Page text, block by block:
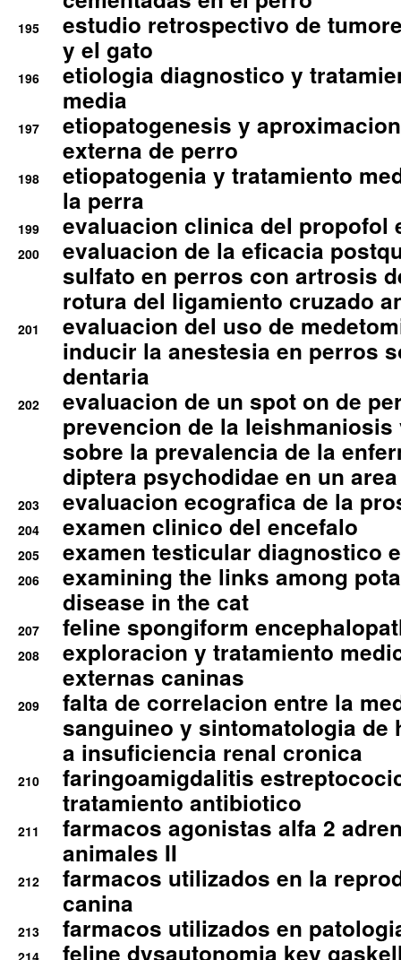
195
estudio retrospectivo de
y el gato
196
etiologia diagnostico y
media
197
etiopatogenesis y
externa de perro
198
etiopatogenia y tratamiento
la perra
199 evaluacion clinica del propofol
200
evaluacion de la eficacia
sulfato en perros con artrosis
rotura del ligamiento cruzado
201
evaluacion del uso de
inducir la anestesia en perros
dentaria
202
evaluacion de un spot on de
prevencion de la
sobre la prevalencia de la
diptera psychodidae en un
203 evaluacion ecografica de la
204 examen clinico del encefalo
205 examen testicular diagnostico
206
examining the links among
disease in the cat
207 feline spongiform
208
exploracion y tratamiento
externas caninas
209
falta de correlacion entre la
sanguineo y sintomatologia de
a insuficiencia renal cronica
210
faringoamigdalitis
tratamiento antibiotico
211
farmacos agonistas alfa 2
animales II
212
farmacos utilizados en la
canina
213 farmacos utilizados en
feline dysautonomia key